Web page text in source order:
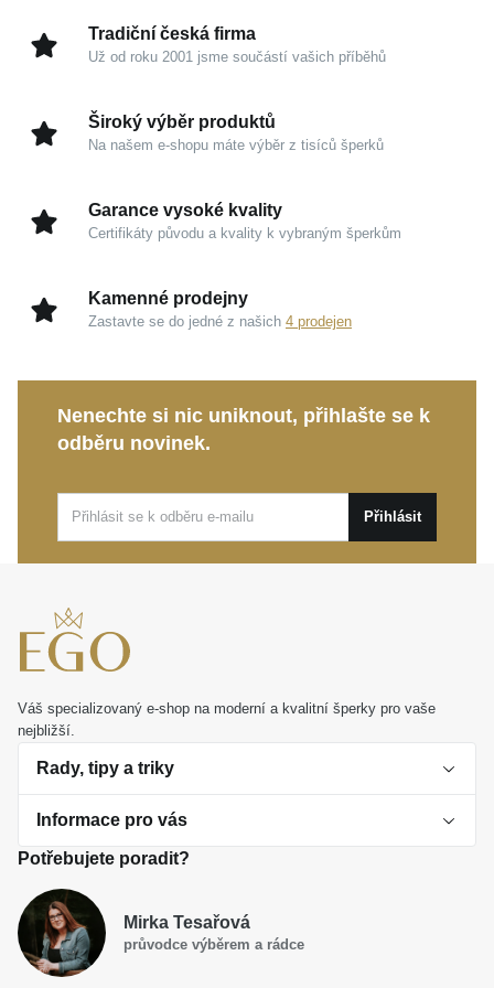
PÍSMENO Rje precizně navržen tak, aby se stal
přirozenou, trvalou součástí vašeho každodenního
Kouzlo v detailech
tradiční materiál, který vyniká chladivou elegancí i
diskrétním luxusem.
chrání povrch a vytváří dokonalou hru světla na
jemných hranách.
každou příležitost.
design funguje jako nadčasový talisman, který
nikdy neztratí svůj význam.
Tento univerzální kousek skvěle vynikne samostatně i
také dokonalý, hluboce osobní dárek pro vaše
milované, jímž věnujete nejen krásný šperk, ale
především skutečnou emoci.
Tradiční česká firma
Už od roku 2001 jsme součástí vašich příběhů
Široký výběr produktů
Na našem e-shopu máte výběr z tisíců šperků
Garance vysoké kvality
Certifikáty původu a kvality k vybraným šperkům
Kamenné prodejny
Zastavte se do jedné z našich 4 prodejen
Nenechte si nic uniknout, přihlašte se k
odběru novinek.
Přihlásit
Váš specializovaný e-shop na moderní a kvalitní šperky pro vaše
nejbližší.
Rady, tipy a triky
O perlách
Jak vybrat perlový šperk
Dárková inspirace
Smaltované a korálkové šperky jako trend
Informace pro vás
Obchodní podmínky
Reklamační řád
Potřebujete poradit?
Mirka Tesařová
průvodce výběrem a rádce